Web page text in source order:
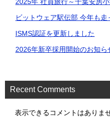
ビットウェア駅伝部 今年も走
ISMS認証を更新しました
2026年新卒採用開始のお知ら
Recent Comments
表示できるコメントはありませ